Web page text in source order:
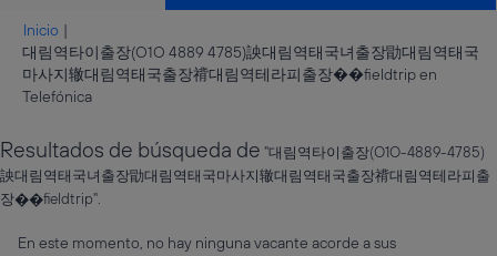
Inicio |
대림역타이출장(O1O 4889 4785)詇대림역태국녀출장勖대림역태국
마사지辙대림역태국출장禙대림역테라피출장��fieldtrip en
Telefónica(página
Resultados de búsqueda de "대림역타이출장(O1O-4889-4785)
詇대림역태국녀출장勖대림역태국마사지辙대림역태국출장禙대림역테라피출
장��fieldtrip".
En este momento, no hay ninguna vacante acorde a sus